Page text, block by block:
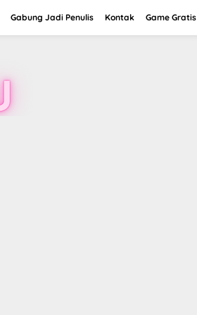
Gabung Jadi Penulis Kontak Game Gratis